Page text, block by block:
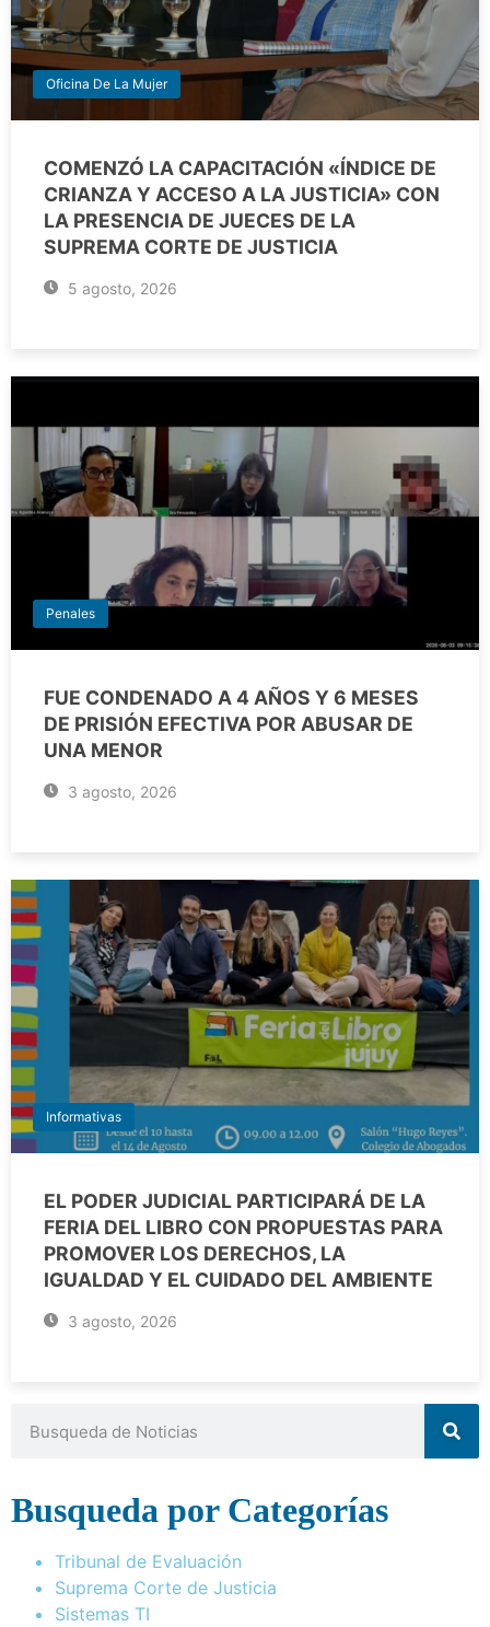
Oficina De La Mujer
COMENZÓ LA CAPACITACIÓN «ÍNDICE DE
CRIANZA Y ACCESO A LA JUSTICIA» CON
LA PRESENCIA DE JUECES DE LA
SUPREMA CORTE DE JUSTICIA
5 agosto, 2026
Penales
FUE CONDENADO A 4 AÑOS Y 6 MESES
DE PRISIÓN EFECTIVA POR ABUSAR DE
UNA MENOR
3 agosto, 2026
Informativas
EL PODER JUDICIAL PARTICIPARÁ DE LA
FERIA DEL LIBRO CON PROPUESTAS PARA
PROMOVER LOS DERECHOS, LA
IGUALDAD Y EL CUIDADO DEL AMBIENTE
3 agosto, 2026
Busqueda por Categorías
Tribunal de Evaluación
Suprema Corte de Justicia
Sistemas TI